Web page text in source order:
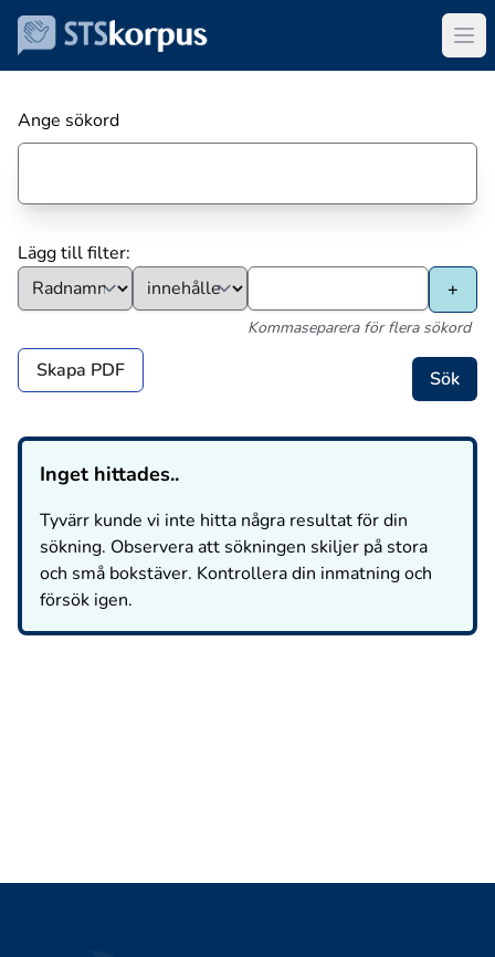
Ange sökord
Lägg till filter:
Kommaseparera för flera sökord
Skapa PDF
Inget hittades..
Tyvärr kunde vi inte hitta några resultat för din
sökning. Observera att sökningen skiljer på stora
och små bokstäver. Kontrollera din inmatning och
försök igen.